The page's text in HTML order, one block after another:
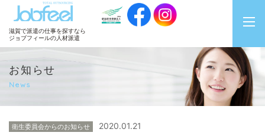
JobFeel
滋賀で派遣の仕事を探すなら
ジョブフィールの人材派遣
お知らせ
News
衛生委員会からのお知らせ 2020.01.21